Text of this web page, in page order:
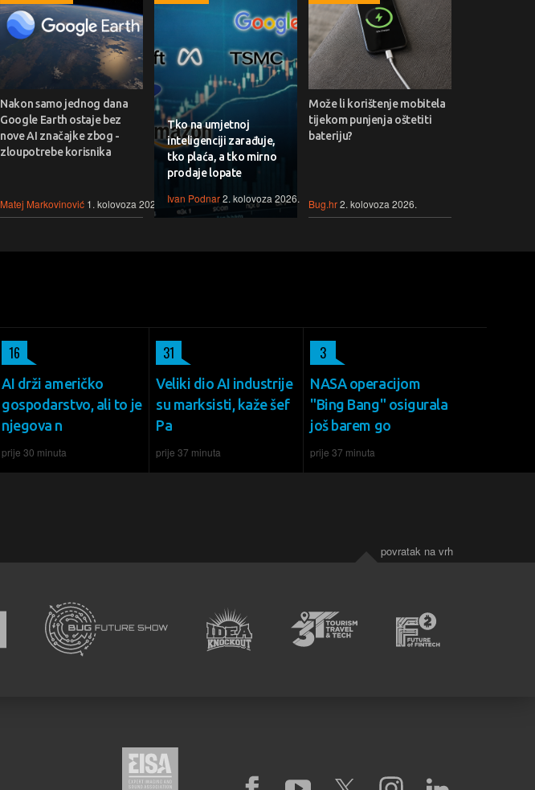
Nakon samo jednog dana
Google Earth ostaje bez
nove AI značajke zbog -
zloupotrebe korisnika
Matej Markovinović 1. kolovoza 2026.
Tko na umjetnoj
inteligenciji zarađuje,
tko plaća, a tko mirno
prodaje lopate
Ivan Podnar2. kolovoza 2026.
Može li korištenje mobitela
tijekom punjenja oštetiti
bateriju?
Bug.hr2. kolovoza 2026.
AI drži američko
gospodarstvo, ali to je
njegova n
prije 30 minuta
16
Veliki dio AI industrije
su marksisti, kaže šef
Pa
prije 37 minuta
31
NASA operacijom
"Bing Bang" osigurala
još barem go
prije 37 minuta
3
povratak na vrh